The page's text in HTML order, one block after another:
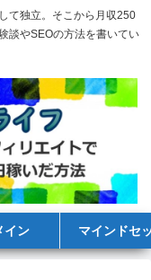
て独立。そこから月収250
談やSEOの方法を書いてい
イン マインドセ